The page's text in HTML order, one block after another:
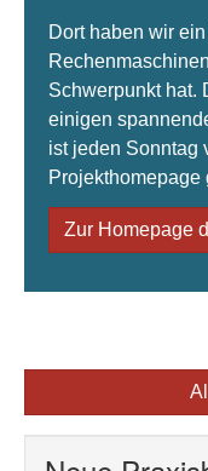
Dort haben wir
Schwerpunkt hat.
einigen
ist jeden Sonntag
Projekthomepage
Zur Homepage